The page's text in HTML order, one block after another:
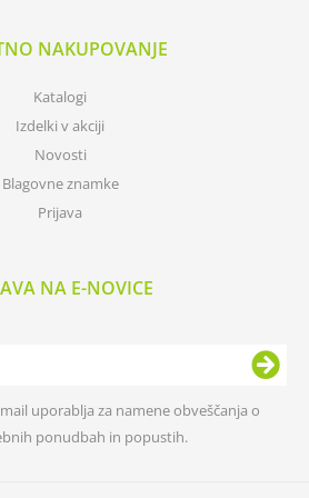
NAKUPOVANJE
Katalogi
Izdelki v akciji
Novosti
Blagovne znamke
Prijava
NA E-NOVICE
uporablja za namene obveščanja o
ponudbah in popustih.